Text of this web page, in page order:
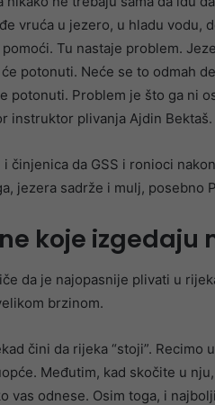
vruća u jezero, u hladu vodu,
Tu nastaje problem.
potonuti. Neće se to odmah
potonuti. Problem je što ga ni
instruktor plivanja Ajdin Bektaš.
činjenica da GSS i ronioci
jezera sadrže i mulj, posebno
koje izgedaju
da je najopasnije plivati u
brzinom.
čini da rijeka “stoji”.
Međutim, kad skočite u
vas odnese. Osim toga, i